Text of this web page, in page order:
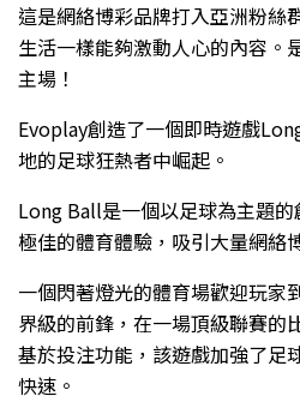
這是網絡博彩品牌打入亞洲粉絲
生活一樣能夠激動人心的內容。
主場！
Evoplay創造了一個即時遊戲
地的足球狂熱者中崛起。
Long Ball是一個以足球為主題
極佳的體育體驗，吸引大量網絡
一個閃著燈光的體育場歡迎玩家
界級的前鋒，在一場頂級聯賽的
基於投注功能，該遊戲加強了足
快速。